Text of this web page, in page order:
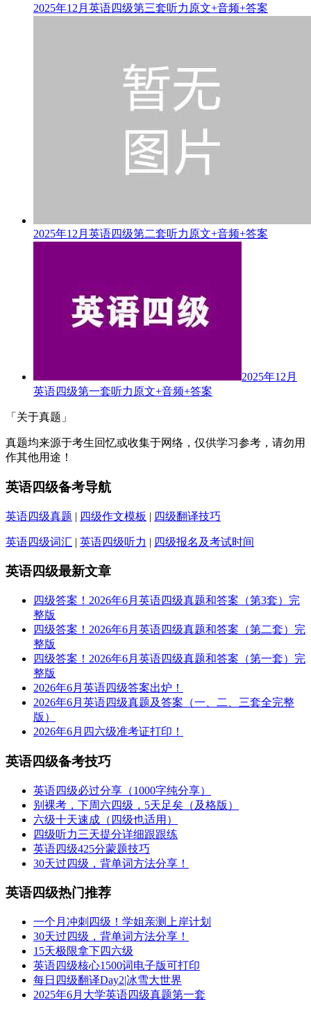
2025年12月英语四级第三套听力原文+音频+答案
2025年12月英语四级第二套听力原文+音频+答案
2025年12月
英语四级第一套听力原文+音频+答案
「关于真题」
真题均来源于考生回忆或收集于网络，仅供学习参考，请勿用
作其他用途！
英语四级备考导航
英语四级真题 | 四级作文模板 | 四级翻译技巧
英语四级词汇 | 英语四级听力 | 四级报名及考试时间
英语四级最新文章
四级答案！2026年6月英语四级真题和答案（第3套）完
整版
四级答案！2026年6月英语四级真题和答案（第二套）完
整版
四级答案！2026年6月英语四级真题和答案（第一套）完
整版
2026年6月英语四级答案出炉！
2026年6月英语四级真题及答案（一、二、三套全完整
版）
2026年6月四六级准考证打印！
英语四级备考技巧
英语四级必过分享（1000字纯分享）
别裸考，下周六四级，5天足矣（及格版）
六级十天速成（四级也适用）
四级听力三天提分详细跟跟练
英语四级425分蒙题技巧
30天过四级，背单词方法分享！
英语四级热门推荐
一个月冲刺四级！学姐亲测上岸计划
30天过四级，背单词方法分享！
15天极限拿下四六级
英语四级核心1500词电子版可打印
每日四级翻译Day2|冰雪大世界
2025年6月大学英语四级真题第一套